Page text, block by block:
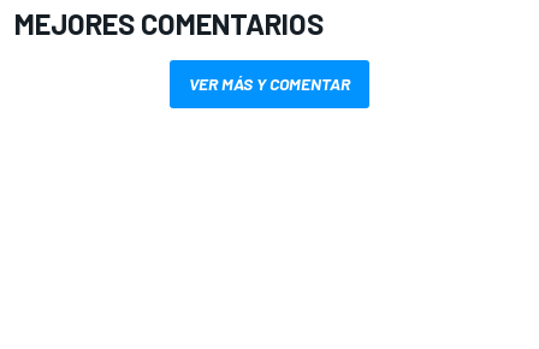
MEJORES COMENTARIOS
VER MÁS Y COMENTAR